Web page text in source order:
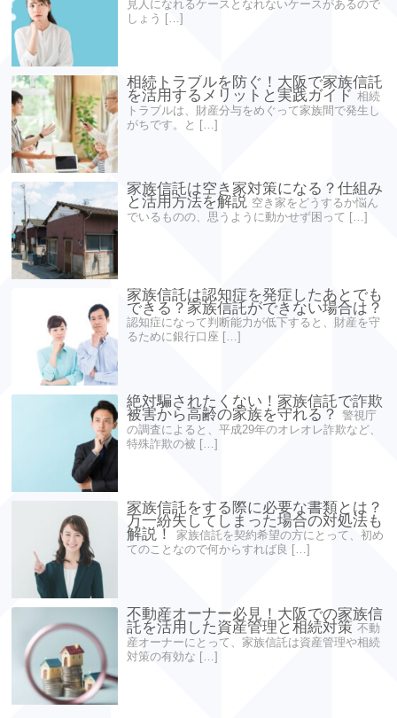
見人になれるケースとなれないケースがあるので
しょう […]
相続トラブルを防ぐ！大阪で家族信託
を活用するメリットと実践ガイド 相続
トラブルは、財産分与をめぐって家族間で発生し
がちです。と […]
家族信託は空き家対策になる？仕組み
と活用方法を解説 空き家をどうするか悩ん
でいるものの、思うように動かせず困って […]
家族信託は認知症を発症したあとでも
できる？家族信託ができない場合は？
認知症になって判断能力が低下すると、財産を守
るために銀行口座 […]
絶対騙されたくない！家族信託で詐欺
被害から高齢の家族を守れる？
警視庁
の調査によると、平成29年のオレオレ詐欺など、
特殊詐欺の被 […]
家族信託をする際に必要な書類とは？
万一紛失してしまった場合の対処法も
解説！
家族信託を契約希望の方にとって、初め
てのことなので何からすれば良 […]
不動産オーナー必見！大阪での家族信
託を活用した資産管理と相続対策 不動
産オーナーにとって、家族信託は資産管理や相続
対策の有効な […]